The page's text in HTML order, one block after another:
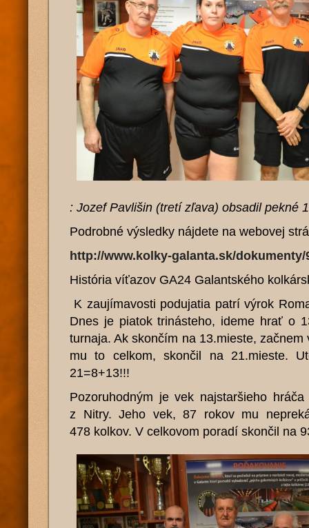
: Jozef Pavlišin (tretí zľava) obsadil pekné
Podrobné výsledky nájdete na webovej
http://www.kolky-galanta.sk/dokumenty/
História víťazov GA24 Galantského
K zaujímavosti podujatia patrí výrok
Dnes je piatok trinásteho, ideme hrať o
turnaja. Ak skončím na 13.mieste,
mu to celkom, skončil na 21.mieste.
21=8+13!!!
Pozoruhodným je vek najstaršieho
z Nitry. Jeho vek, 87 rokov mu
478 kolkov. V celkovom poradí skončil na